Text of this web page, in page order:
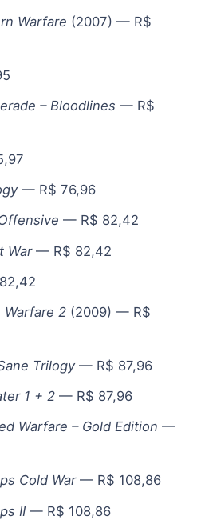
Warfare (2007) — R$
– Bloodlines — R$
— R$ 76,96
— R$ 82,42
War— R$ 82,42
Warfare 2(2009) — R$
Trilogy— R$ 87,96
1 + 2— R$ 87,96
Warfare – Gold Edition —
Cold War— R$ 108,86
II— R$ 108,86